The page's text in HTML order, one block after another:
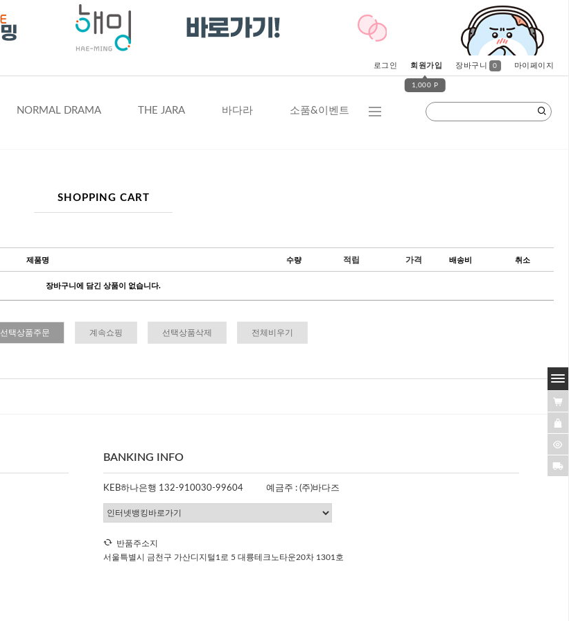
로그인 회원가입
1,000 P
장바구니 0 마이페이지
NORMAL DRAMA THE JARA 바다라 소품&이벤트
SHOPPING CART
제품명 수량 적립 가격 배송비 취소
장바구니에 담긴 상품이 없습니다.
선택상품주문 계속쇼핑 선택상품삭제 전체비우기
BANKING INFO
KEB하나은행 132-910030-99604 예금주 : (주)바다즈
반품주소지
서울특별시 금천구 가산디지털1로 5 대륭테크노타운20차 1301호